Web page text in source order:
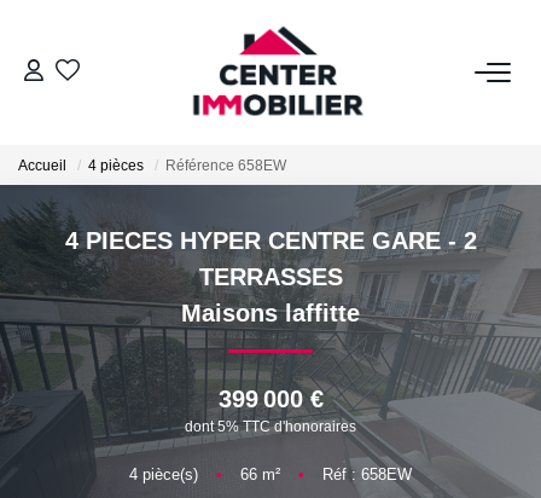
ACHETER
Nos Biens
Calculettes Financières
LOUER
Nos Biens
Déposer Un Dossier
FAIRE GÉRER
Accueil 4 pièces Référence 658EW
4 PIECES HYPER CENTRE GARE - 2
TERRASSES
Maisons laffitte
399 000 €
dont 5% TTC d'honoraires
4 pièce(s) • 66 m² • Réf : 658EW